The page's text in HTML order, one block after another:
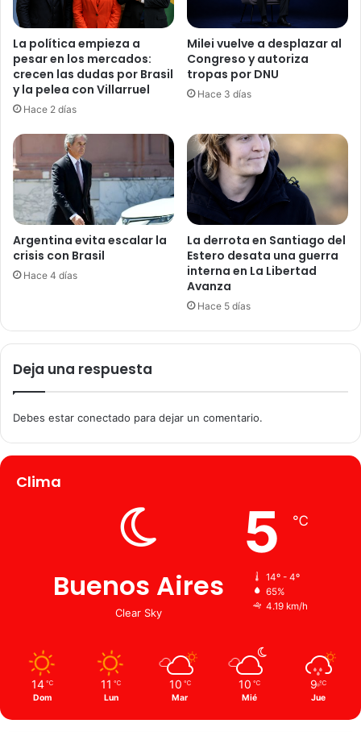
La política empieza a
pesar en los mercados:
crecen las dudas por Brasil
y la pelea con Villarruel
Hace 2 días
Milei vuelve a desplazar al
Congreso y autoriza
tropas por DNU
Hace 3 días
Argentina evita escalar la
crisis con Brasil
Hace 4 días
La derrota en Santiago del
Estero desata una guerra
interna en La Libertad
Avanza
Hace 5 días
Deja una respuesta
Debes estar conectado para dejar un comentario.
Clima
Buenos Aires
Clear Sky
5 ℃
14º - 4º
65%
4.19 km/h
14 ℃
Dom
11 ℃
Lun
10 ℃
Mar
10 ℃
Mié
9 ℃
Jue